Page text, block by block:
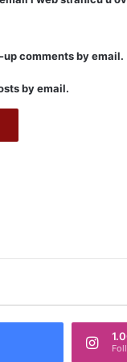
comments by email.
by email.